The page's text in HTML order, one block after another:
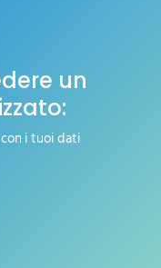
un
con i tuoi dati